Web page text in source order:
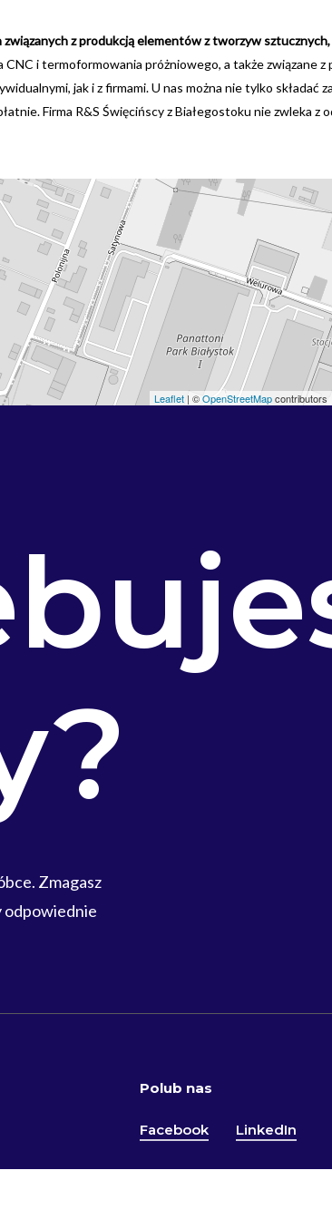
związanych z produkcją elementów z tworzyw
i termoformowania próżniowego, a także związane
jak i z firmami. U nas można nie tylko
Firma R&S Święcińscy z Białegostoku nie zwleka
Leaflet | ©OpenStreetMapcontributors
Zmagasz
odpowiednie
Polub nas
Facebook LinkedIn